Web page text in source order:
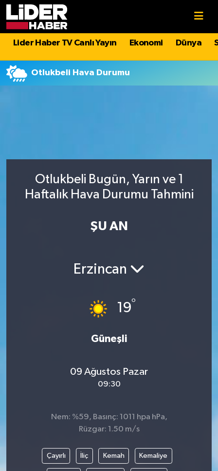
Lider Haber TV Canlı Yayın Ekonomi Dünya
Otlukbeli Hava Durumu
Otlukbeli Bugün, Yarın ve 1
Haftalık Hava Durumu Tahmini
ŞU AN
Erzincan
19°
Güneşli
09 Ağustos Pazar
09:30
Nem: %59, Basınç: 1011 hpa hPa,
Rüzgar: 1.50 m/s
Çayırlı İliç Kemah Kemaliye
Politika
Asayiş
Spor
Hava Durumu
İstanbul Namaz Vakitleri
Tüm Manşetler
Son Dakika Haberleri